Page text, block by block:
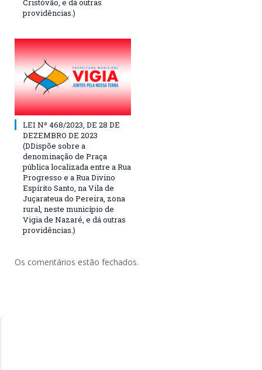
Cristóvão, e dá outras
providências.)
LEI Nº 468/2023, DE 28 DE
DEZEMBRO DE 2023
(DDispõe sobre a
denominação de Praça
pública localizada entre a Rua
Progresso e a Rua Divino
Espírito Santo, na Vila de
Juçarateua do Pereira, zona
rural, neste município de
Vigia de Nazaré, e dá outras
providências.)
Os comentários estão fechados.